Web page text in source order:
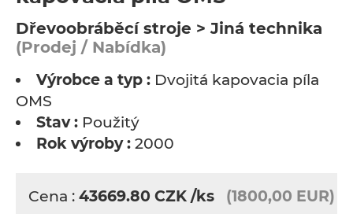
Dřevoobráběcí stroje > Jiná technika
(Prodej / Nabídka)
Výrobce a typ : Dvojitá kapovacia píla
OMS
Stav : Použitý
Rok výroby : 2000
Cena : 43669.80 CZK /ks (1800,00 EUR)